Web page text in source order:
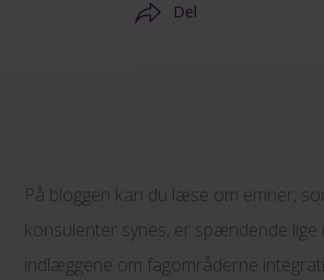
Del
På bloggen kan du læse om emner,
konsulenter synes, er spændende lige
indlæggene om fagområderne